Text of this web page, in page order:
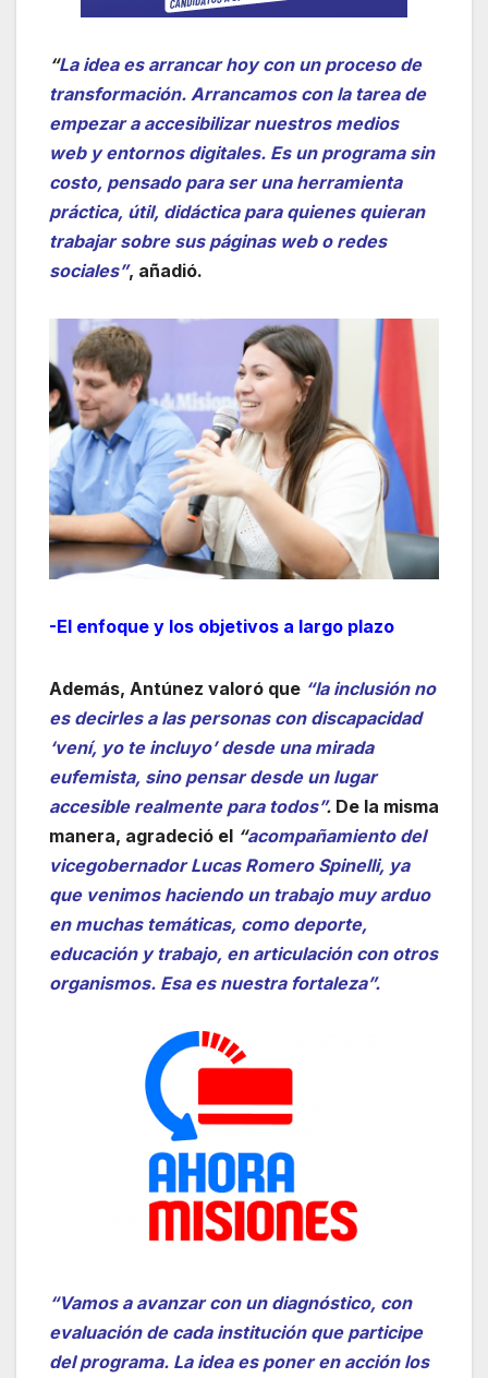
“La idea es arrancar hoy con un proceso de
transformación. Arrancamos con la tarea de
empezar a accesibilizar nuestros medios
web y entornos digitales. Es un programa sin
costo, pensado para ser una herramienta
práctica, útil, didáctica para quienes quieran
trabajar sobre sus páginas web o redes
sociales”, añadió.
-El enfoque y los objetivos a largo plazo
Además, Antúnez valoró que “la inclusión no
es decirles a las personas con discapacidad
‘vení, yo te incluyo’ desde una mirada
eufemista, sino pensar desde un lugar
accesible realmente para todos”. De la misma
manera, agradeció el “acompañamiento del
vicegobernador Lucas Romero Spinelli, ya
que venimos haciendo un trabajo muy arduo
en muchas temáticas, como deporte,
educación y trabajo, en articulación con otros
organismos. Esa es nuestra fortaleza”.
“Vamos a avanzar con un diagnóstico, con
evaluación de cada institución que participe
del programa. La idea es poner en acción los